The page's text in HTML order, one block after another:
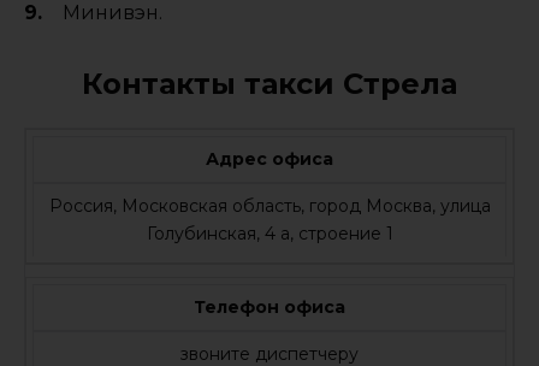
Минивэн.
Контакты такси Стрела
Адрес офиса
Россия, Московская область, город Москва, улица
Голубинская, 4 а, строение 1
Телефон офиса
звоните диспетчеру